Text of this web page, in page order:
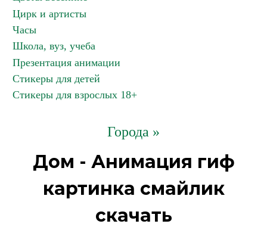
Цирк и артисты
Часы
Школа, вуз, учеба
Презентация анимации
Стикеры для детей
Стикеры для взрослых 18+
Города »
Дом - Анимация гиф
картинка смайлик
скачать